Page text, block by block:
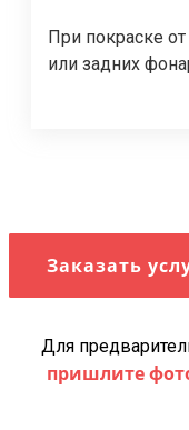
При покраске
или задних
Заказать
Для
пришлите